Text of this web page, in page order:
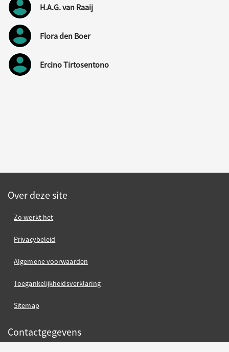
H.A.G. van Raaij
Flora den Boer
Ercino Tirtosentono
Over deze site
Zo werkt het
Privacybeleid
Algemene voorwaarden
Toegankelijkheidsverklaring
Sitemap
Contactgegevens